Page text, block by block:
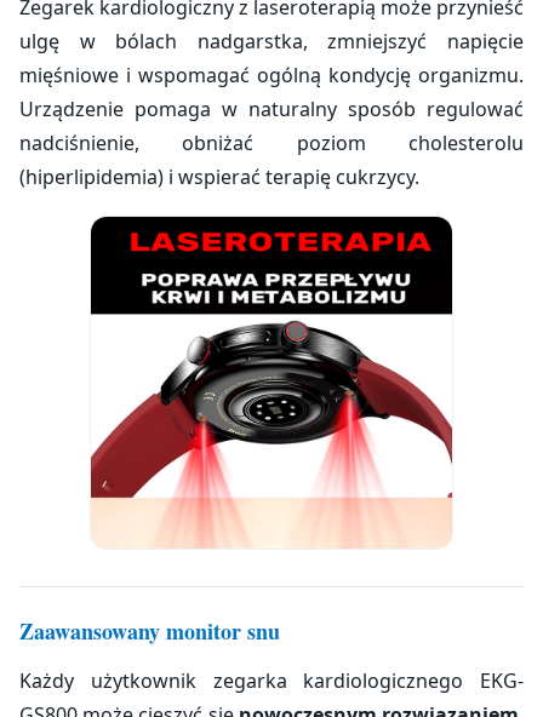
Zegarek kardiologiczny z laseroterapią może przynieść
ulgę w bólach nadgarstka, zmniejszyć napięcie
mięśniowe i wspomagać ogólną kondycję organizmu.
Urządzenie pomaga w naturalny sposób regulować
nadciśnienie, obniżać poziom cholesterolu
(hiperlipidemia) i wspierać terapię cukrzycy.
Zaawansowany monitor snu
Każdy użytkownik zegarka kardiologicznego EKG-